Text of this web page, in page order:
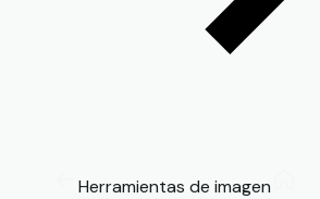
Herramientas de imagen